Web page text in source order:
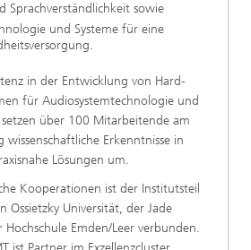
Sprachverständlichkeit sowie
und Systeme für eine
in der Entwicklung von Hard-
für Audiosystemtechnologie und
setzen über 100 Mitarbeitende am
Erkenntnisse in
Lösungen um.
Kooperationen ist der Institutsteil
Ossietzky Universität, der Jade
Hochschule Emden/Leer verbunden.